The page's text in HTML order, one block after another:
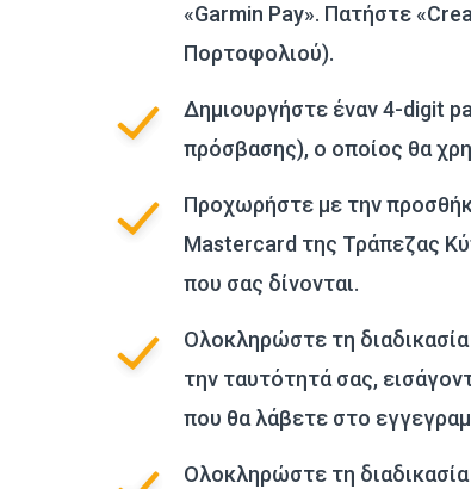
«Garmin Pay». Πατήστε
Πορτοφολιού).
Δημιουργήστε έναν 4-digit
πρόσβασης), ο οποίος θα
Προχωρήστε με την
Mastercard της Τράπεζας
που σας δίνονται.
Ολοκληρώστε τη
την ταυτότητά σας,
που θα λάβετε στο
Ολοκληρώστε τη